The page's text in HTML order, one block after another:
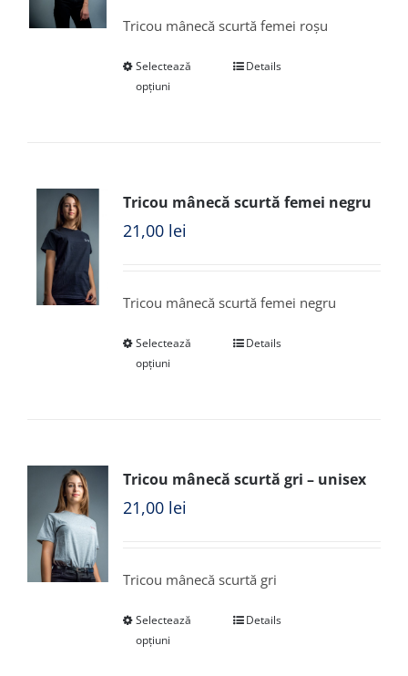
Tricou mânecă scurtă femei roșu
Selectează
opțiuni
Details
Tricou mânecă scurtă femei negru
21,00 lei
Tricou mânecă scurtă femei negru
Selectează
opțiuni
Details
Tricou mânecă scurtă gri – unisex
21,00 lei
Tricou mânecă scurtă gri
Selectează
opțiuni
Details